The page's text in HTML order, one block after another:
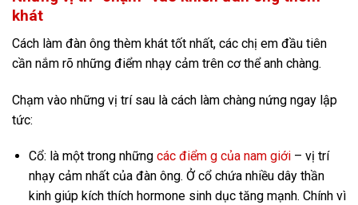
khát
Cách làm đàn ông thèm khát tốt nhất, các chị em đầu tiên
cần nắm rõ những điểm nhạy cảm trên cơ thể anh chàng.
Chạm vào những vị trí sau là cách làm chàng nứng ngay lập
tức:
Cổ: là một trong những các điểm g của nam giới– vị trí
nhạy cảm nhất của đàn ông. Ở cổ chứa nhiều dây thần
kinh giúp kích thích hormone sinh dục tăng mạnh. Chính vì